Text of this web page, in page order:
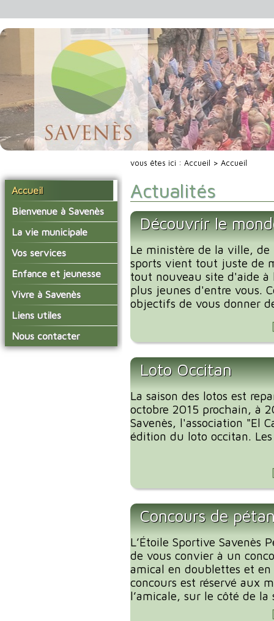
Accueil
Bienvenue à Savenès
Situer Savenès
Savenès en chiffre
L'histoire du village
Actualités de Savenès
sur ladepeche.fr
La vie municipale
Vos élus
Les compte-rendus du
conseil municipal
Les commissions
Les diverses
délégations/syndicats
L'urbanisme
Vos services
La mairie
Le service technique
Les services de l'école
Les installations
municipales
La collecte des ordures
Enfance et jeunesse
L'école primaire
La garderie et la cantine
Le temps périscolaire
La petite enfance
Vivre à Savenès
Agenda Salle des Fetes
Liens utiles
Communauté de
Communes Grand Sud
Tarn et Garonne
Nous contacter
vous êtes ici : Accueil > Accueil
Actualités
Découvrir le
Le ministère de la ville, de
sports vient tout juste de
tout nouveau site d'aide à
plus jeunes d'entre vous.
objectifs de vous donner
Loto Occitan
La saison des lotos est
octobre 2015 prochain, à
Savenès, l'association "El
édition du loto occitan.
Concours de
L’Étoile Sportive Savenès
de vous convier à un
amical en doublettes et en
concours est réservé aux
l’amicale, sur le côté de la